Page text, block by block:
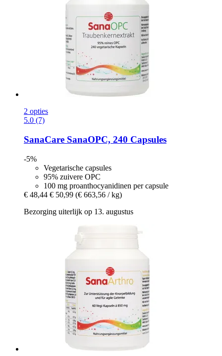
2 opties
5.0 (7)
SanaCare SanaOPC, 240 Capsules
-5%
Vegetarische capsules
95% zuivere OPC
100 mg proanthocyanidinen per capsule
€ 48,44 € 50,99 (€ 663,56 / kg)
Bezorging uiterlijk op 13. augustus